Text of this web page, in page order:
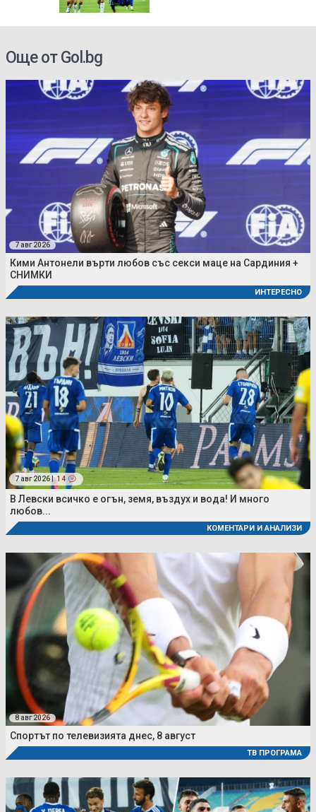
Още от Gol.bg
7 авг 2026
Кими Антонели върти любов със секси маце на Сардиния +
СНИМКИ
ИНТЕРЕСНО
7 авг 2026 | 14
В Левски всичко е огън, земя, въздух и вода! И много
любов...
КОМЕНТАРИ И АНАЛИЗИ
8 авг 2026
Спортът по телевизията днес, 8 август
ТВ ПРОГРАМА